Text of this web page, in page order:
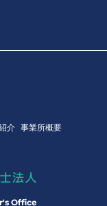
介 事業所概要
Office